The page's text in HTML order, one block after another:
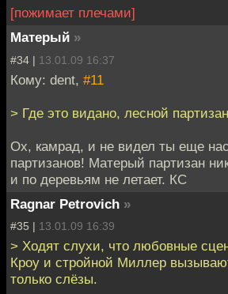
[пожимает плечами]
Матерый »
#34 | 13.01.09 16:37
Кому: dent, #11
> Где это видано, лесной
Ох, камрад, и не видел ты еще
партизанов! Матерый партизан
и по деревьям не летает. КС
Ragnar Petrovich »
#35 | 13.01.09 16:39
> Ходят слухи, что любовные
Кроу и стройной Миллер
только слёзы.